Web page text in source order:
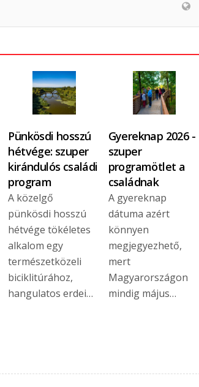
Pünkösdi hosszú
hétvége: szuper
kirándulós családi
program
A közelgő
pünkösdi hosszú
hétvége tökéletes
alkalom egy
természetközeli
biciklitúrához,
hangulatos erdei…
Gyereknap 2026 -
szuper
programötlet a
családnak
A gyereknap
dátuma azért
könnyen
megjegyezhető,
mert
Magyarországon
mindig május…